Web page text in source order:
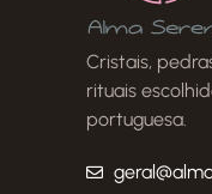
Cristais,
rituais
portuguesa.